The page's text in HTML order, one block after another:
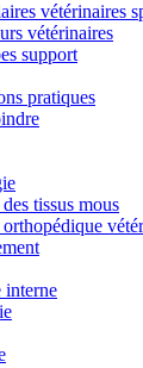
vétérinaires
vétérinaires
support
pratiques
tissus mous
interne